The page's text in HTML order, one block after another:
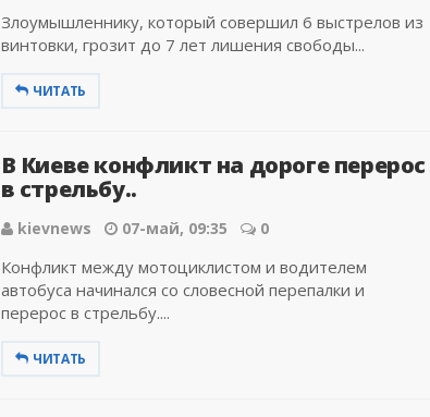
Злоумышленнику, который совершил 6 выстрелов из
винтовки, грозит до 7 лет лишения свободы...
ЧИТАТЬ
В Киеве конфликт на дороге перерос
в стрельбу..
kievnews 07-май, 09:35 0
Конфликт между мотоциклистом и водителем
автобуса начинался со словесной перепалки и
перерос в стрельбу....
ЧИТАТЬ